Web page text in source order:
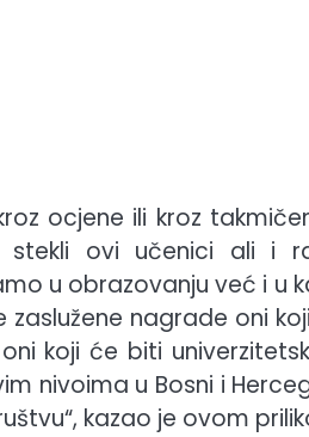
ocjene ili kroz
ovi učenici ali i
u obrazovanju već i u
nagrade oni
koji će biti
nivoima u Bosni i
kazao je ovom